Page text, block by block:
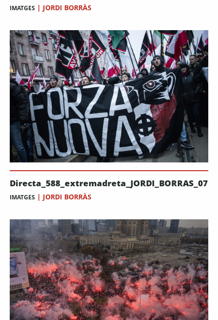
IMATGES | JORDI BORRÀS
Directa_588_extremadreta_JORDI_BORRAS_07
IMATGES | JORDI BORRÀS